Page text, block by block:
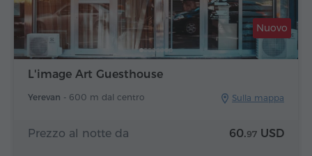
L'image Art Guesthouse
Yerevan - 600 m dal centro Sulla mappa
Nuovo
Prezzo al notte da 60.97 USD